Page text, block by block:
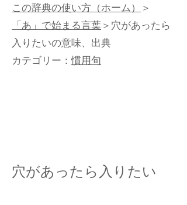
この辞典の使い方（ホーム）＞
「あ」で始まる言葉＞穴があったら
入りたいの意味、出典
カテゴリー：慣用句
穴があったら入りたい